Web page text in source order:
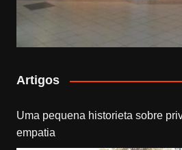
Artigos
Uma pequena historieta sobre
empatia